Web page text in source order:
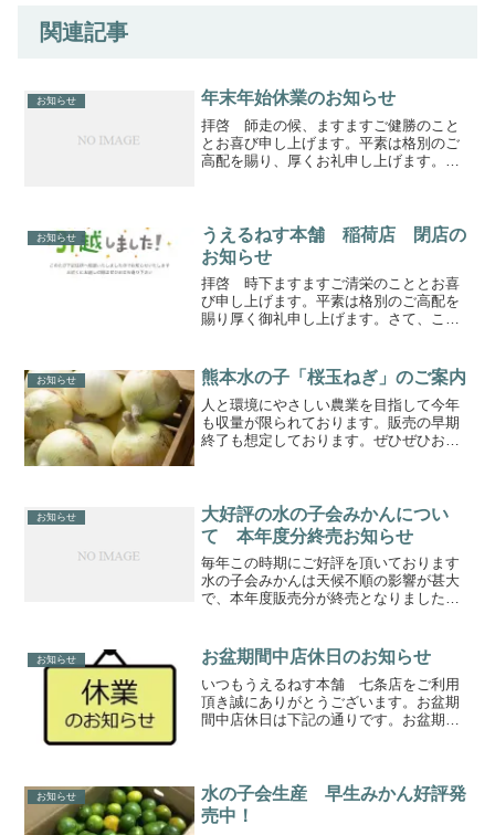
関連記事
お知らせ 年末年始休業のお知らせ
拝啓 師走の候、ますますご健勝のこと
とお喜び申し上げます。平素は格別のご
高配を賜り、厚くお礼申し上げます。さ
大変ご迷惑をおかけいたし...
お知らせ
うえるねす本舗 稲荷店 閉店の
お知らせ
拝啓 時下ますますご清栄のこととお喜
び申し上げます。平素は格別のご高配を
賜り厚く御礼申し上げます。さて、この
以後は、下京区、うえるねす本舗七条店
の店内に移転いたします。...
お知らせ 熊本水の子「桜玉ねぎ」のご案内
人と環境にやさしい農業を目指して今年
も収量が限られております。販売の早期
終了も想定しております。ぜひぜひお早
ｇ箱入りを直送ならではの...
お知らせ
大好評の水の子会みかんについ
て 本年度分終売お知らせ
毎年この時期にご好評を頂いております
水の子会みかんは天候不順の影響が甚大
で、本年度販売分が終売となりました。
お知らせ お盆期間中店休日のお知らせ
いつもうえるねす本舗 七条店をご利用
頂き誠にありがとうございます。お盆期
間中店休日は下記の通りです。お盆期間
す。期間中はご不便をお掛...
お知らせ
水の子会生産 早生みかん好評発
売中！